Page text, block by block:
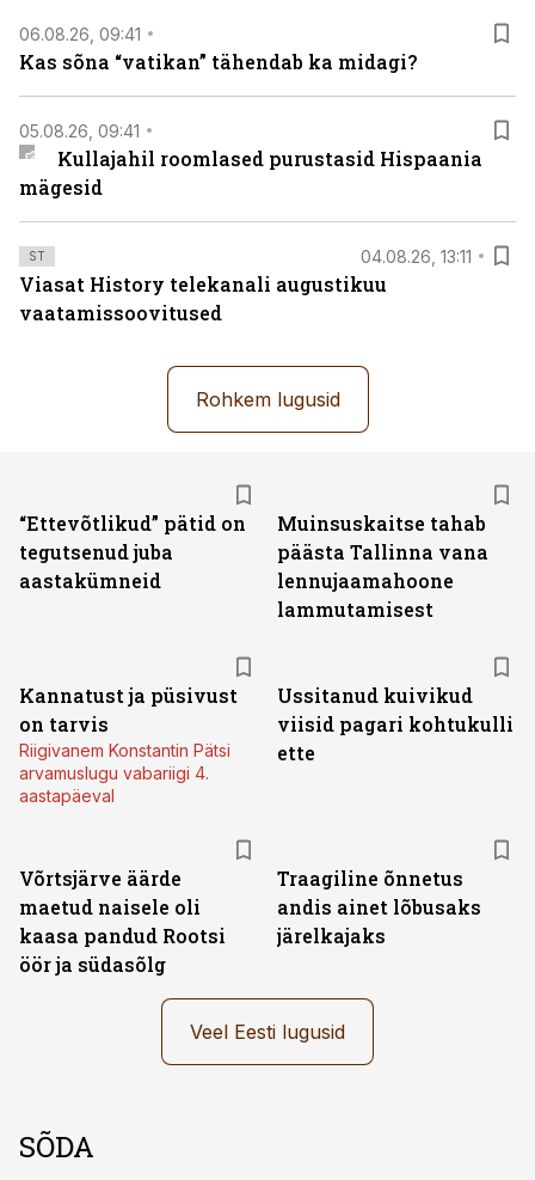
06.08.26, 09:41
Kas sõna “vatikan” tähendab ka midagi?
05.08.26, 09:41
Kullajahil roomlased purustasid Hispaania
mägesid
ST 04.08.26, 13:11
Viasat History telekanali augustikuu
vaatamissoovitused
Rohkem lugusid
“Ettevõtlikud” pätid on
tegutsenud juba
aastakümneid
Muinsuskaitse tahab
päästa Tallinna vana
lennujaamahoone
lammutamisest
Kannatust ja püsivust
on tarvis
Riigivanem Konstantin Pätsi
arvamuslugu vabariigi 4.
aastapäeval
Ussitanud kuivikud
viisid pagari kohtukulli
ette
Võrtsjärve äärde
maetud naisele oli
kaasa pandud Rootsi
öör ja südasõlg
Traagiline õnnetus
andis ainet lõbusaks
järelkajaks
Veel Eesti lugusid
SÕDA